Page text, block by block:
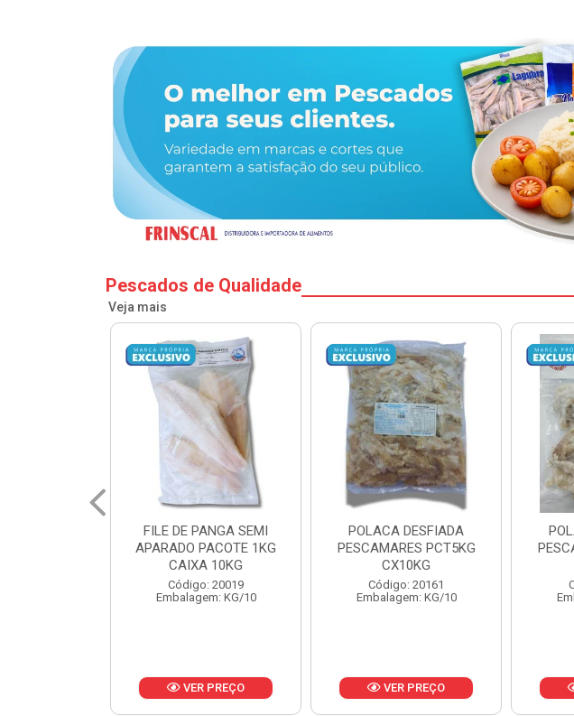
Pescados de Qualidade
Veja mais
POLACA DESFIADA
PESCAMARES PCT5KG
CX10KG
Código: 20161
Embalagem: KG/10
VER PREÇO
POLACA DESFIADA
PESCAMARES PCT1KG
CX10KG
Código: 20162
Embalagem: KG/10
VER PREÇO